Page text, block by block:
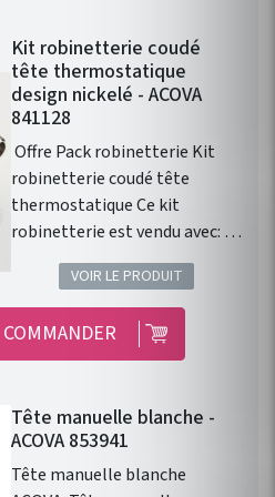
avec précision de la
température d'un radiateur ou
d'un sèche serviette à eau
chaude.
Kit robinetterie coudé
tête thermostatique
design nickelé - ACOVA
841128
Offre Pack robinetterie Kit
robinetterie coudé tête
thermostatique Ce kit
robinetterie est vendu avec: 1
robinet équerre 1/2" . 1 coude
de réglage 1/2" . 1 tete
thermostatique design
blanche . 1 paire de raccords
cuivre 14. 1 paire de raccords
fonctionnelle. Kit
robinetterie compatible avec
chauffage central Fassane
VOIR LE PRODUIT
COMMANDER
Tête manuelle blanche -
ACOVA 853941
Tête manuelle blanche